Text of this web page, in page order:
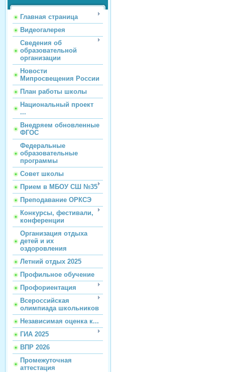
Главная страница
Видеогалерея
Сведения об
образовательной
организации
Новости
Мипросвещения России
План работы школы
Национальный проект
...
Внедряем обновленные
ФГОС
Федеральные
образовательные
программы
Совет школы
Прием в МБОУ СШ №35
Преподавание ОРКСЭ
Конкурсы, фестивали,
конференции
Организация отдыха
детей и их
оздоровления
Летний отдых 2025
Профильное обучение
Профориентация
Всероссийская
олимпиада школьников
Независимая оценка к...
ГИА 2025
ВПР 2026
Промежуточная
аттестация